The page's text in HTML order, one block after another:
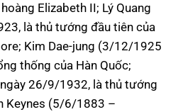
Elizabeth II; Lý Quang
là thủ tướng đầu tiên của
Kim Dae-jung (3/12/1925
thống của Hàn Quốc;
26/9/1932, là thủ tướng
Keynes (5/6/1883 –